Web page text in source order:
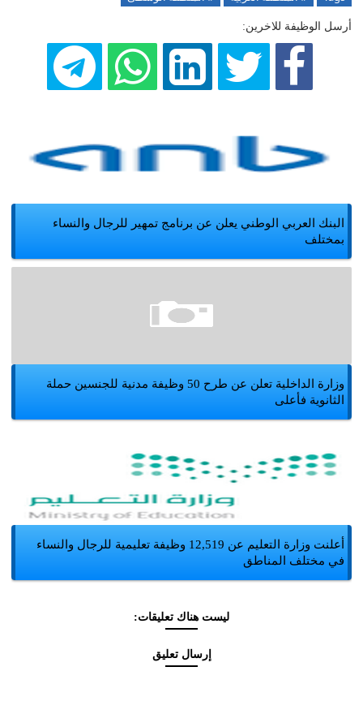
أرسل الوظيفة للاخرين:
البنك العربي الوطني يعلن عن برنامج تمهير للرجال والنساء
بمختلف
وزارة الداخلية تعلن عن طرح 50 وظيفة مدنية للجنسين حملة
الثانوية فأعلى
أعلنت وزارة التعليم عن 12,519 وظيفة تعليمية للرجال والنساء
في مختلف المناطق
ليست هناك تعليقات:
إرسال تعليق